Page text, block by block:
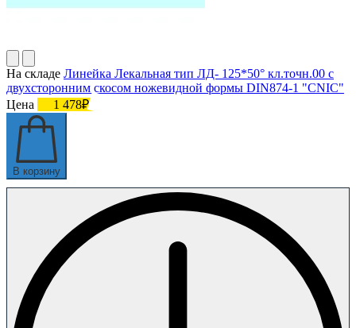
На складе Линейка Лекальная тип ЛД- 125*50° кл.точн.00 с
двухсторонним скосом ножевидной формы DIN874-1 "CNIC"
Цена
1 478₽
В корзину